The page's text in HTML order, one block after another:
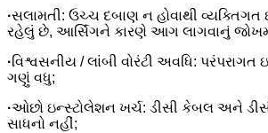
·સલામતી: ઉચ્ચ દબાણ ન હોવાથી
રહેલું છે, આર્સિંગને કારણે આગ લાગવાનું
·વિશ્વસનીય / લાંબી વોરંટી અવધિ: પરંપરાગત
ગણું વધુ;
·ઓછો ઇન્સ્ટોલેશન ખર્ચ: ડીસી કેબલ અને
સાધનો નહીં;